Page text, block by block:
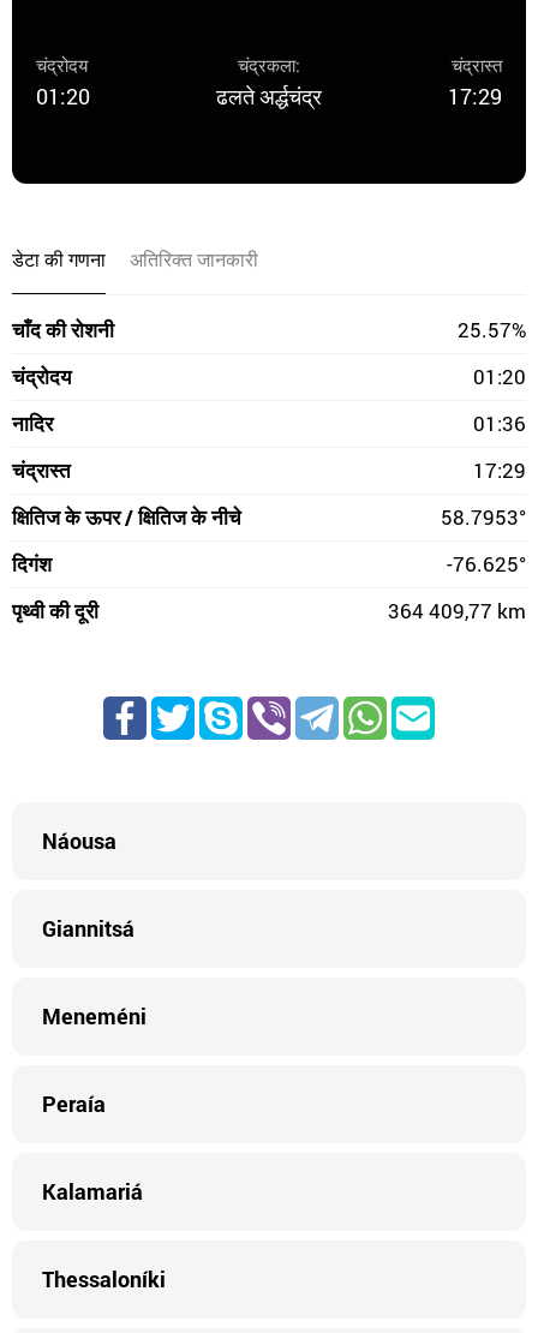
चंद्रोदय
01:20
चंद्रकला:
ढलते अर्द्धचंद्र
चंद्रास्त
17:29
डेटा की गणना अतिरिक्त जानकारी
चाँद की रोशनी
25.57%
चंद्रोदय
01:20
नादिर
01:36
चंद्रास्त
17:29
क्षितिज के ऊपर / क्षितिज के नीचे
58.7953°
दिगंश
-76.625°
पृथ्वी की दूरी
364 409,77 km
Náousa
Giannitsá
Meneméni
Peraía
Kalamariá
Thessaloníki